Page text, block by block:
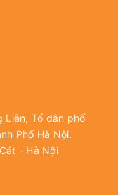
Liên, Tổ dân phố
Phố Hà Nội.
- Hà Nội